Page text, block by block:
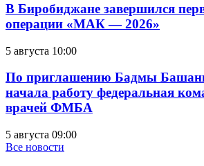
В Биробиджане завершился
операции «МАК — 2026»
5 августа 10:00
По приглашению Бадмы
начала работу федеральная
врачей ФМБА
5 августа 09:00
Все новости